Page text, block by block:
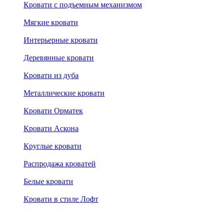
Кровати с подъемным механизмом
Мягкие кровати
Интерьерные кровати
Деревянные кровати
Кровати из дуба
Металлические кровати
Кровати Орматек
Кровати Аскона
Круглые кровати
Распродажа кроватей
Белые кровати
Кровати в стиле Лофт